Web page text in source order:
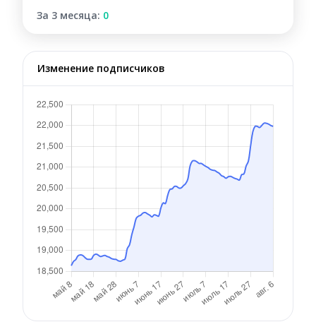
За 3 месяца: 0
Изменение подписчиков